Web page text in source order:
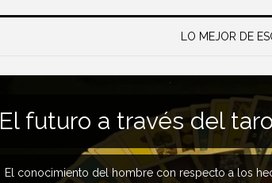
LO MEJOR DE
El futuro a través del
El conocimiento del hombre con respecto a los